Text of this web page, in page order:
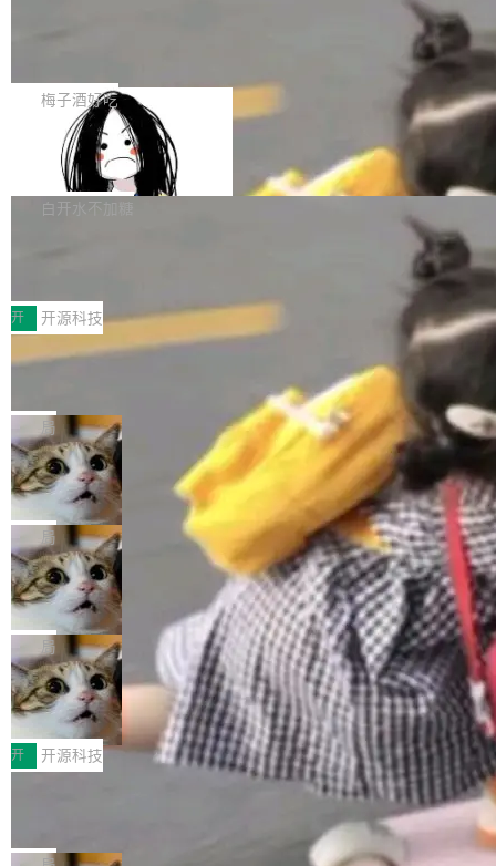
提交的编辑请求也长期处于待处理状态。 Groki
pedia 于去年底上线，定位为由人工智能生成内
容的百科平台，被马斯克视为传统众包百科网站
维基百科的替代方案。Lawfare 调查发现，无论
热门页面还是低关注度页面，均未出现近期更
是这样的：配 MessageSource 的 Bean、写 R
eloadableResourceBundleMessageSource、
声明 LocaleResolver、注册 LocaleChangeInt
erceptor…五六步之后才能看到第一行翻译文
本。 Solon 换了个方式。整个 i18n 模块围绕三
梅子酒好吃
Apache Doris 4.1 全面增强 Iceberg：
支持 UPDATE、MERGE INTO 与 Iceb
erg V3
Apache Doris 4.1 要补齐的，正是缺失的那一
半。在已有查询能力的基础上，Doris 进一步支
常维护操作，并完整支持 Iceberg V3 格式。
白开水不加糖
村国家自主创新示范区会议中心开幕。本届大会
由中关村智联软件服务业质量创新联盟主办，以
“智构可信·质创未来——AI原生时代的质量新范
式”为主题，直面AI从实验室走向规模化产业落地
的核心质量命题。会上，《2026智能研发生产力
工具选型手册》发布，Testin云测的Testin XAge
nt智能测试系统入选AI测试领域代表产品。对CI
O而言，这提示了一个转变：AI测试正在从效率
工具升级为企业的质量基础设施。 CIO面对的新
现实 过去两年，CIO们的焦虑清单上多了两项：
一是如何让大模型和智能体应用安全地从PoC走
向生产，二是如何让测试团队跟得上AI应用...
开 开源科技
让非法状态不可表示：一篇关于 ADT
有一种东西，一旦用过就回不去了。Alex Fedos
eev 管它叫"软件设计的基石"。 他说的东西不新
鲜——代数数据类型（ADT），尤其是和类型
（sum type）。但他说清楚了一件事：这不是类
型系统的学术体操，是日常编码的思维方式。 文
章从一个简单的例子切入。一个网站的深色主题
设置，如果用布尔值 + 可空字段来表示——bool
ean 表示是否可切换，nullable 的默认模式、浅
色方案、深色方案——会产生大量无意义的组
合。方案缺了、配置冲突了、全 null 了。要知道
哪些组合有效，作者说，你得靠"文档、校验、或
者部落知识"。 换个写法。Rust 的 enum，两个
变体：Switchable...
局
Cloudflare 开源内部企业 AI 平台 Clou
dflare OS
Cloudflare 发布了一个开源项目 Cloudflare O
S。如果你只看官方博客，你会觉得这是又一
个"AI 知识库 + 聊天机器人"——每个大厂都在
做，没什么新鲜的。 但 Kenton Varda 在 Twitte
r 上把事情说清楚了： 今天我们发布了 Cloudfla
re OS，一个带连接器的聊天机器人，跟其他所
有科技公司做的一样。只不过，实际上它不一
样。这是 Sandstorm.io 的重制版，我十年前的
那个创业公司。不同的是，这次它构建在 Cloudf
lare Workers 上——我花了九年时间搭建的平台
——并且深度集成了 AI。这基本上是我十年秘密
局
Deno 团队开源 Celld，可自托管的分
布式 Durable Objects
Ryan Dahl 领导的 Deno 团队推出了最新开源项
目 Celld，一个能在自己机器上运行 Cloudflare
Workers 和 Durable Objects 的守护进程。 设
计思路很直接：每个对象是一个独立的 SQLite
数据库，按名称寻址，复制到你自己的 S3 兼容
存储库里。节点之间只通过这个存储库协调——
没有控制平面，没有共识协议。每个对象自带一
个小型数据库，应用天然按分片构建，单个数据
库的竞争和爆炸半径问题在设计层面就被消除
了。 闲置的 cell 会休眠到几乎不占资源。当 cel
局
鲁大师7月新机性能/流畅/AI榜：vivo夺
性能、流畅双第一，三星Galaxy Z系列
新折叠缺席
2026年7月的手机市场，由于存储等硬件成本暴
增，手机厂商的日子也不好过啊，新机速度明显
放缓，因此硝烟味淡了许多。新机参数规格除开
Fold8 / Z Flip8）外，其余要么是中低端机器，
例如iQOO Z11i、REDMI Note 17、REDMI No
开 开源科技
Zed 编辑器团队发布了新项目——DeltaDB，一
个在 git commit 之间记录每一次编辑操作的版